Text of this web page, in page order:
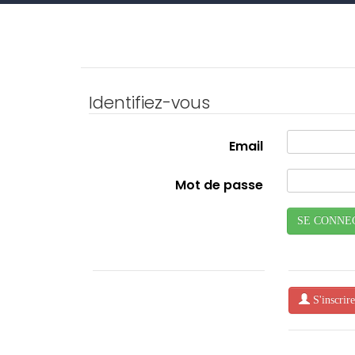
Identifiez-vous
Email
Mot de passe
SE
S'inscrire